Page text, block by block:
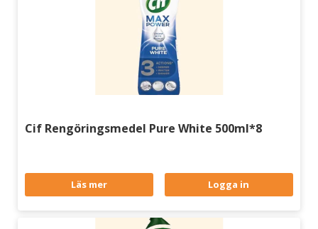
Cif Rengöringsmedel Pure White 500ml*8
Läs mer Logga in